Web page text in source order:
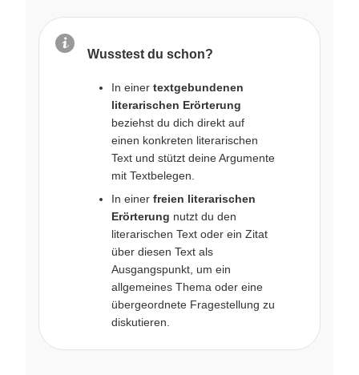
Wusstest du schon?
In einer textgebundenen
literarischen Erörterung
beziehst du dich direkt auf
einen konkreten literarischen
Text und stützt deine Argumente
mit Textbelegen.
In einer freien literarischen
Erörterung nutzt du den
literarischen Text oder ein Zitat
über diesen Text als
Ausgangspunkt, um ein
allgemeines Thema oder eine
übergeordnete Fragestellung zu
diskutieren.